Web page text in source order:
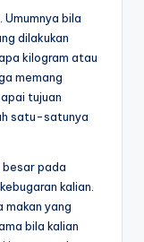
bila
dilakukan
kilogram atau
memang
tujuan
satu-satunya
besar pada
kalian.
makan yang
bila kalian